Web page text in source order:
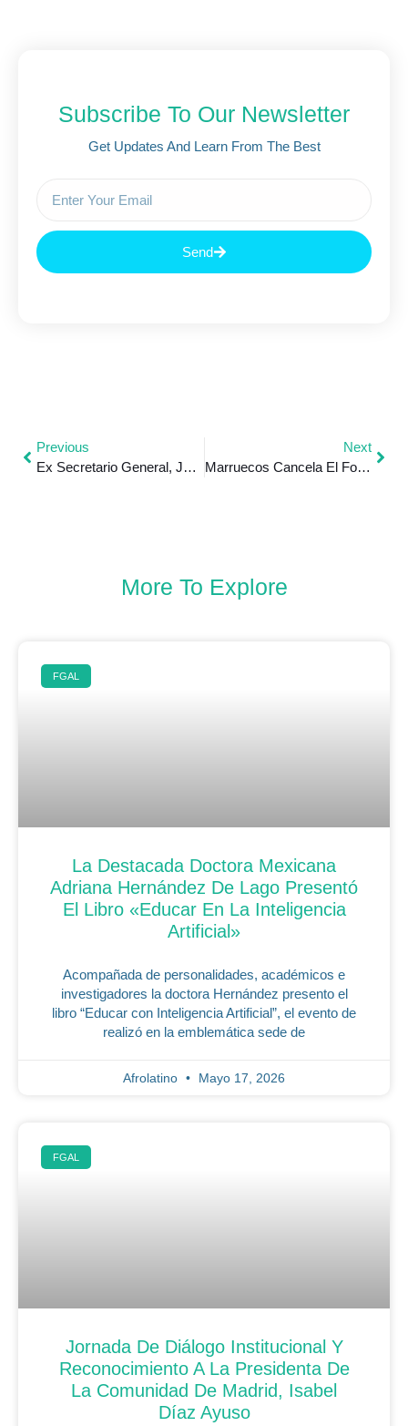
Subscribe To Our Newsletter
Get Updates And Learn From The Best
Send
Previous
Ex Secretario General, Javier Pérez De Cuéllar Un Actor De América Latina En La Política Mundial
Next
Marruecos Cancela El Foro Crans Montana De Dakhla Debido A Los Temores De Coronavirus
More To Explore
FGAL
La Destacada Doctora Mexicana
Adriana Hernández De Lago Presentó
El Libro «Educar En La Inteligencia
Artificial»
Acompañada de personalidades, académicos e
investigadores la doctora Hernández presento el
libro “Educar con Inteligencia Artificial”, el evento de
realizó en la emblemática sede de
Afrolatino Mayo 17, 2026
FGAL
Jornada De Diálogo Institucional Y
Reconocimiento A La Presidenta De
La Comunidad De Madrid, Isabel
Díaz Ayuso